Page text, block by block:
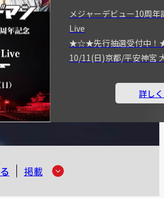
メジャーデビュー10周
Live
★☆★先行抽選受付中
10/11(日)京都/平安神宮
詳し
掲載